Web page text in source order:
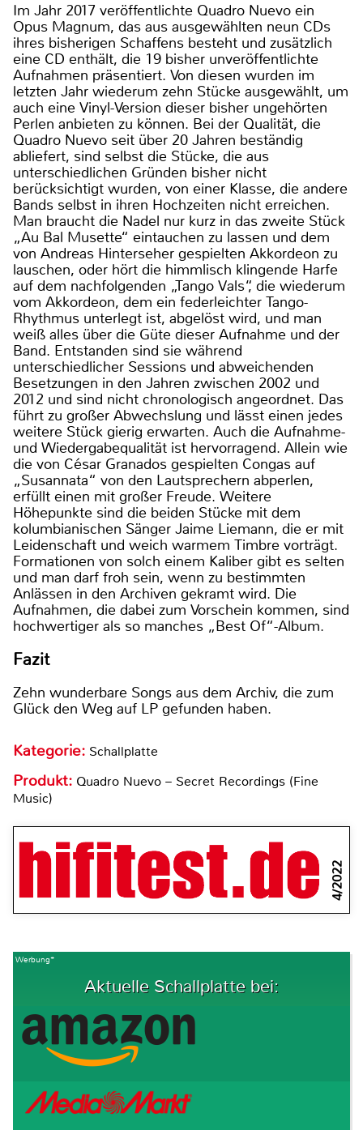
Im Jahr 2017 veröffentlichte Quadro Nuevo ein
Opus Magnum, das aus ausgewählten neun CDs
ihres bisherigen Schaffens besteht und zusätzlich
eine CD enthält, die 19 bisher unveröffentlichte
Aufnahmen präsentiert. Von diesen wurden im
letzten Jahr wiederum zehn Stücke ausgewählt, um
auch eine Vinyl-Version dieser bisher ungehörten
Perlen anbieten zu können. Bei der Qualität, die
Quadro Nuevo seit über 20 Jahren beständig
abliefert, sind selbst die Stücke, die aus
unterschiedlichen Gründen bisher nicht
berücksichtigt wurden, von einer Klasse, die andere
Bands selbst in ihren Hochzeiten nicht erreichen.
Man braucht die Nadel nur kurz in das zweite Stück
„Au Bal Musette“ eintauchen zu lassen und dem
von Andreas Hinterseher gespielten Akkordeon zu
lauschen, oder hört die himmlisch klingende Harfe
auf dem nachfolgenden „Tango Vals“, die wiederum
vom Akkordeon, dem ein federleichter Tango-
Rhythmus unterlegt ist, abgelöst wird, und man
weiß alles über die Güte dieser Aufnahme und der
Band. Entstanden sind sie während
unterschiedlicher Sessions und abweichenden
Besetzungen in den Jahren zwischen 2002 und
2012 und sind nicht chronologisch angeordnet. Das
führt zu großer Abwechslung und lässt einen jedes
weitere Stück gierig erwarten. Auch die Aufnahme-
und Wiedergabequalität ist hervorragend. Allein wie
die von César Granados gespielten Congas auf
„Susannata“ von den Lautsprechern abperlen,
erfüllt einen mit großer Freude. Weitere
Höhepunkte sind die beiden Stücke mit dem
kolumbianischen Sänger Jaime Liemann, die er mit
Leidenschaft und weich warmem Timbre vorträgt.
Formationen von solch einem Kaliber gibt es selten
und man darf froh sein, wenn zu bestimmten
Anlässen in den Archiven gekramt wird. Die
Aufnahmen, die dabei zum Vorschein kommen, sind
hochwertiger als so manches „Best Of“-Album.
Fazit
Zehn wunderbare Songs aus dem Archiv, die zum
Glück den Weg auf LP gefunden haben.
Kategorie: Schallplatte
Produkt: Quadro Nuevo – Secret Recordings (Fine
Music)
4/2022
Werbung*
Aktuelle Schallplatte bei: